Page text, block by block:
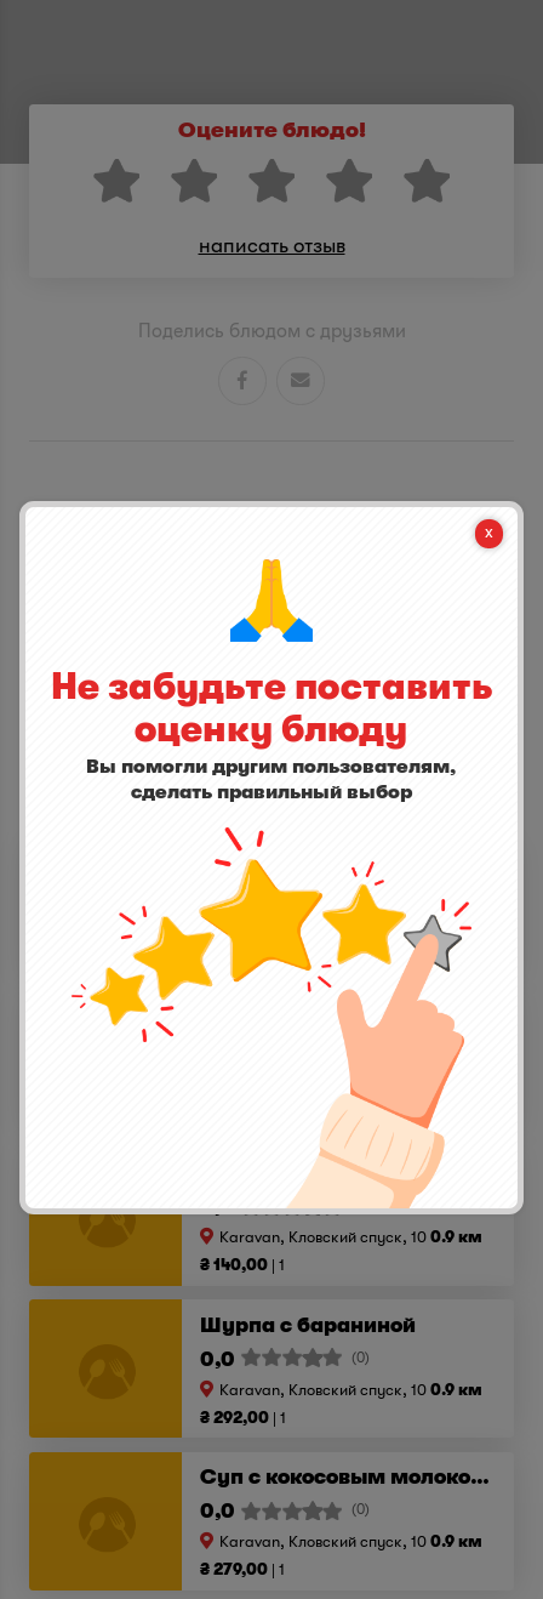
Оцените блюдо!
написать отзыв
Поделись блюдом с друзьями
 
CТАНЬ ПЕРВЫМ КТО ДОБАВИТ ОТЗЫВ
написать отзыв
0,0
(0)
Karavan, Кловский спуск, 100.9 км
₴ 135,00
1
Karavan, Кловский спуск, 10
0.9 км
Суп-пюре из чечевицы
0,0
(0)
Karavan, Кловский спуск, 100.9 км
₴ 140,00
1
Шурпа с бараниной
0,0
(0)
Karavan, Кловский спуск, 100.9 км
₴ 292,00
1
Суп с кокосовым молоком, тигровой креветкой и грибами
0,0
(0)
Karavan, Кловский спуск, 100.9 км
₴ 279,00
1
Не забудьте поставить
оценку блюду
Вы помогли другим пользователям,
сделать правильный выбор